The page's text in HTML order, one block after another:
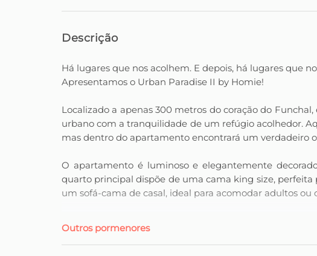
Descrição
Há lugares que nos acolhem. E depois, há lugares que
Apresentamos o Urban Paradise II by Homie!
Localizado a apenas 300 metros do coração do
urbano com a tranquilidade de um refúgio acolhedor.
mas dentro do apartamento encontrará um verdadeiro
O apartamento é luminoso e elegantemente
quarto principal dispõe de uma cama king size, perfeita
um sofá-cama de casal, ideal para acomodar adultos ou
agradável, desde um pequeno-almoço leve até um
todos os hóspedes, e a prática zona de lavandaria,
Outros pormenores